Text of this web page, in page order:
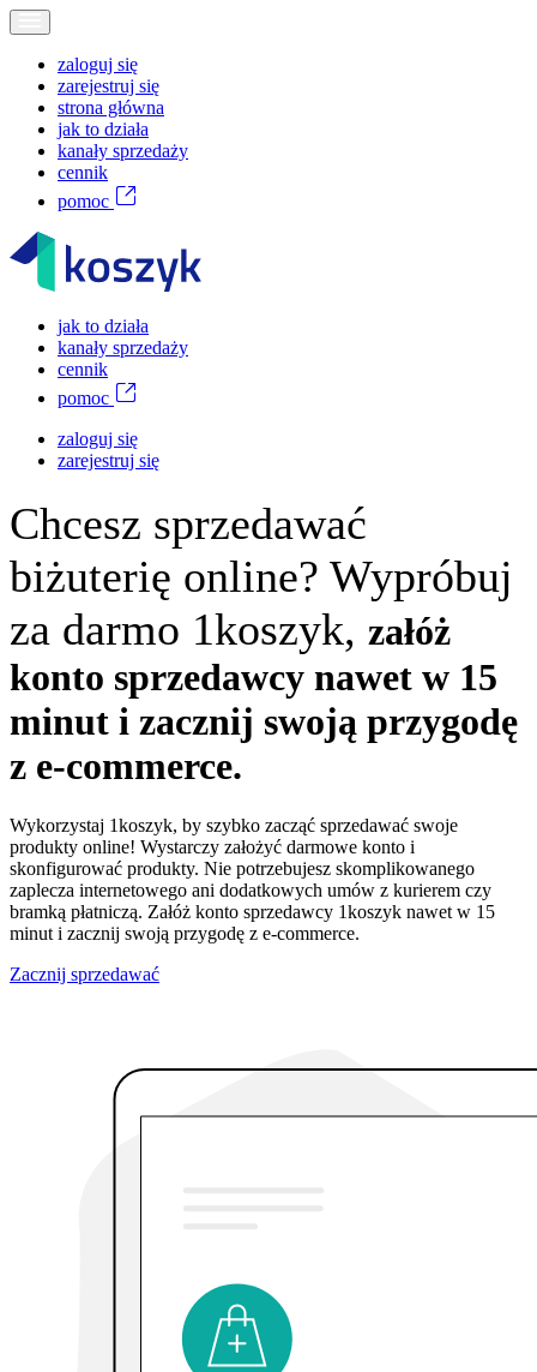
zaloguj się
zarejestruj się
strona główna
jak to działa
kanały sprzedaży
cennik
pomoc
jak to działa
kanały sprzedaży
cennik
pomoc
zaloguj się
zarejestruj się
Chcesz sprzedawać
biżuterię online? Wypróbuj
za darmo 1koszyk, załóż
konto sprzedawcy nawet w 15
minut i zacznij swoją przygodę
z e-commerce.
Wykorzystaj 1koszyk, by szybko zacząć sprzedawać swoje
produkty online! Wystarczy założyć darmowe konto i
skonfigurować produkty. Nie potrzebujesz skomplikowanego
zaplecza internetowego ani dodatkowych umów z kurierem czy
bramką płatniczą. Załóż konto sprzedawcy 1koszyk nawet w 15
minut i zacznij swoją przygodę z e-commerce.
Zacznij sprzedawać